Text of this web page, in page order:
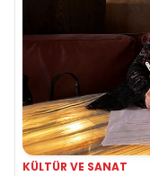
KÜLTÜR VE SANAT